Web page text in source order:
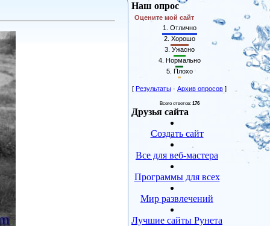
Наш опрос
Оцените мой сайт
1. Отлично
2. Хорошо
3. Ужасно
4. Нормально
5. Плохо
[ Результаты · Архив опросов ]
Всего ответов: 176
Друзья сайта
Создать сайт
Все для веб-мастера
Программы для всех
Мир развлечений
Лучшие сайты Рунета